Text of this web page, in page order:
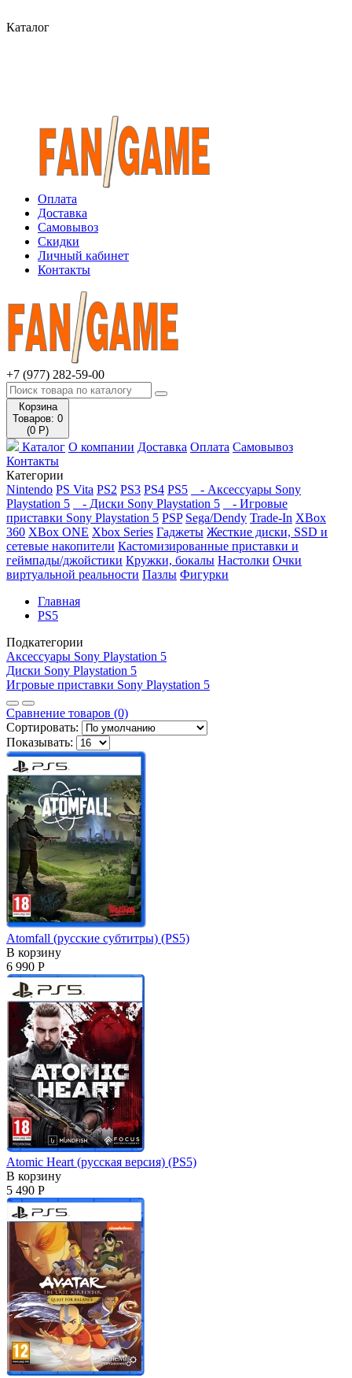
Каталог
Оплата
Доставка
Самовывоз
Скидки
Личный кабинет
Контакты
+7 (977) 282-59-00
Корзина
Товаров: 0
(0 Р)
Каталог О компании Доставка Оплата Самовывоз
Контакты
Категории
Nintendo PS Vita PS2 PS3 PS4 PS5
- Аксессуары Sony
Playstation 5
- Диски Sony Playstation 5
- Игровые
приставки Sony Playstation 5 PSP Sega/Dendy Trade-In XBox
360 XBox ONE Xbox Series Гаджеты Жесткие диски, SSD и
сетевые накопители Кастомизированные приставки и
геймпады/джойстики Кружки, бокалы Настолки Очки
виртуальной реальности Пазлы Фигурки
Главная
PS5
Подкатегории
Аксессуары Sony Playstation 5
Диски Sony Playstation 5
Игровые приставки Sony Playstation 5
Сравнение товаров (0)
Сортировать:
Показывать:
Atomfall (русские субтитры) (PS5)
В корзину
6 990 Р
Atomic Heart (русская версия) (PS5)
В корзину
5 490 Р